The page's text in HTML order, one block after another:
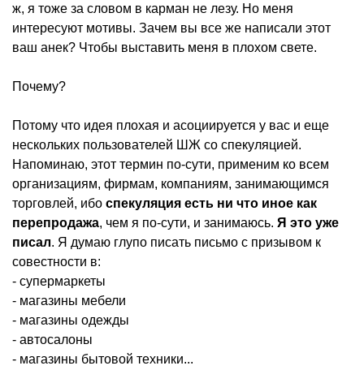
ж, я тоже за словом в карман не лезу. Но меня
интересуют мотивы. Зачем вы все же написали этот
ваш анек? Чтобы выставить меня в плохом свете.
Почему?
Потому что идея плохая и асоциируется у вас и еще
нескольких пользователей ШЖ со спекуляцией.
Напоминаю, этот термин по-сути, применим ко всем
организациям, фирмам, компаниям, занимающимся
торговлей, ибо спекуляция есть ни что иное как
перепродажа, чем я по-сути, и занимаюсь. Я это уже
писал. Я думаю глупо писать письмо с призывом к
совестности в:
- супермаркеты
- магазины мебели
- магазины одежды
- автосалоны
- магазины бытовой техники...